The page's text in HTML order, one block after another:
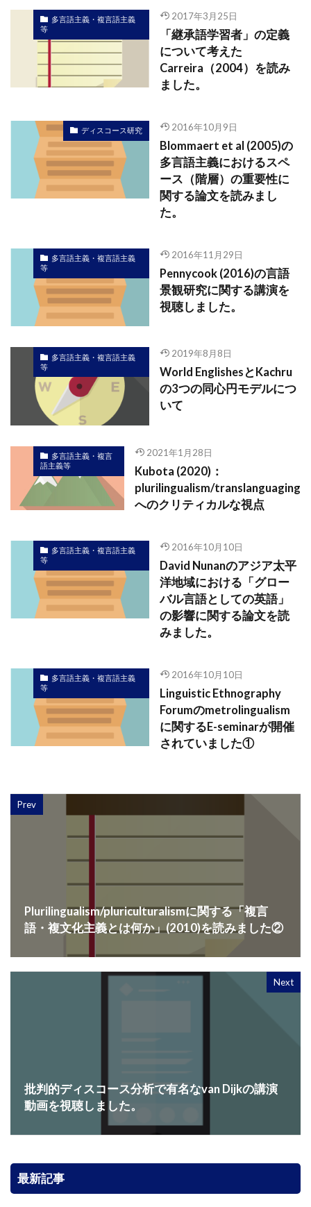
多言語主義・複言語主義
等
2017年3月25日
「継承語学習者」の定義
について考えた
Carreira（2004）を読み
ました。
ディスコース研究 2016年10月9日
Blommaert et al (2005)の
多言語主義におけるスペ
ース（階層）の重要性に
関する論文を読みまし
た。
多言語主義・複言語主義
等
2016年11月29日
Pennycook (2016)の言語
景観研究に関する講演を
視聴しました。
多言語主義・複言語主義
等
2019年8月8日
World EnglishesとKachru
の3つの同心円モデルにつ
いて
多言語主義・複言
語主義等
2021年1月28日
Kubota (2020)：
plurilingualism/translanguaging
へのクリティカルな視点
多言語主義・複言語主義
等
2016年10月10日
David Nunanのアジア太平
洋地域における「グロー
バル言語としての英語」
の影響に関する論文を読
みました。
多言語主義・複言語主義
等
2016年10月10日
Linguistic Ethnography
Forumのmetrolingualism
に関するE-seminarが開催
されていました①
Prev
Plurilingualism/pluriculturalismに関する「複言
語・複文化主義とは何か」(2010)を読みました②
Next
批判的ディスコース分析で有名なvan Dijkの講演
動画を視聴しました。
最新記事